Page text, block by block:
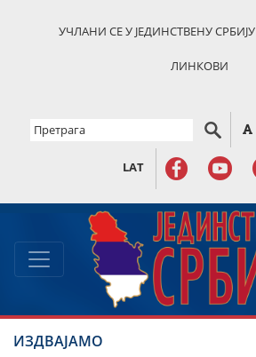
УЧЛАНИ СЕ У ЈЕДИНСТВЕНУ СРБИЈУ
ЛИНКОВИ
LAT
ИЗДВАЈАМО